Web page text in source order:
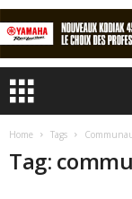
Home Tags
Tag: